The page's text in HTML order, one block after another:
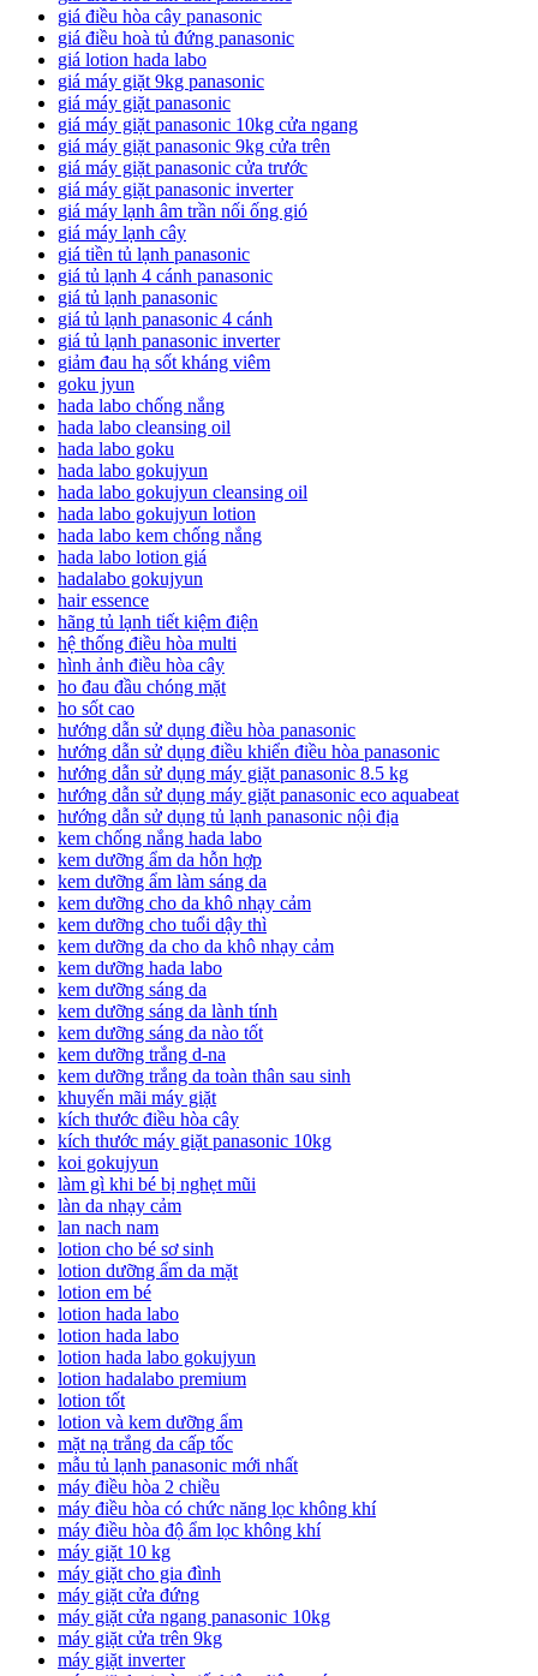
giá điều hòa cây panasonic
giá điều hoà tủ đứng panasonic
giá lotion hada labo
giá máy giặt 9kg panasonic
giá máy giặt panasonic
giá máy giặt panasonic 10kg cửa ngang
giá máy giặt panasonic 9kg cửa trên
giá máy giặt panasonic cửa trước
giá máy giặt panasonic inverter
giá máy lạnh âm trần nối ống gió
giá máy lạnh cây
giá tiền tủ lạnh panasonic
giá tủ lạnh 4 cánh panasonic
giá tủ lạnh panasonic
giá tủ lạnh panasonic 4 cánh
giá tủ lạnh panasonic inverter
giảm đau hạ sốt kháng viêm
goku jyun
hada labo chống nắng
hada labo cleansing oil
hada labo goku
hada labo gokujyun
hada labo gokujyun cleansing oil
hada labo gokujyun lotion
hada labo kem chống nắng
hada labo lotion giá
hadalabo gokujyun
hair essence
hãng tủ lạnh tiết kiệm điện
hệ thống điều hòa multi
hình ảnh điều hòa cây
ho đau đầu chóng mặt
ho sốt cao
hướng dẫn sử dụng điều hòa panasonic
hướng dẫn sử dụng điều khiển điều hòa panasonic
hướng dẫn sử dụng máy giặt panasonic 8.5 kg
hướng dẫn sử dụng máy giặt panasonic eco aquabeat
hướng dẫn sử dụng tủ lạnh panasonic nội địa
kem chống nắng hada labo
kem dưỡng ẩm da hỗn hợp
kem dưỡng ẩm làm sáng da
kem dưỡng cho da khô nhạy cảm
kem dưỡng cho tuổi dậy thì
kem dưỡng da cho da khô nhạy cảm
kem dưỡng hada labo
kem dưỡng sáng da
kem dưỡng sáng da lành tính
kem dưỡng sáng da nào tốt
kem dưỡng trắng d-na
kem dưỡng trắng da toàn thân sau sinh
khuyến mãi máy giặt
kích thước điều hòa cây
kích thước máy giặt panasonic 10kg
koi gokujyun
làm gì khi bé bị nghẹt mũi
làn da nhạy cảm
lan nach nam
lotion cho bé sơ sinh
lotion dưỡng ẩm da mặt
lotion em bé
lotion hada labo
lotion hada labo
lotion hada labo gokujyun
lotion hadalabo premium
lotion tốt
lotion và kem dưỡng ẩm
mặt nạ trắng da cấp tốc
mẫu tủ lạnh panasonic mới nhất
máy điều hòa 2 chiều
máy điều hòa có chức năng lọc không khí
máy điều hòa độ ẩm lọc không khí
máy giặt 10 kg
máy giặt cho gia đình
máy giặt cửa đứng
máy giặt cửa ngang panasonic 10kg
máy giặt cửa trên 9kg
máy giặt inverter